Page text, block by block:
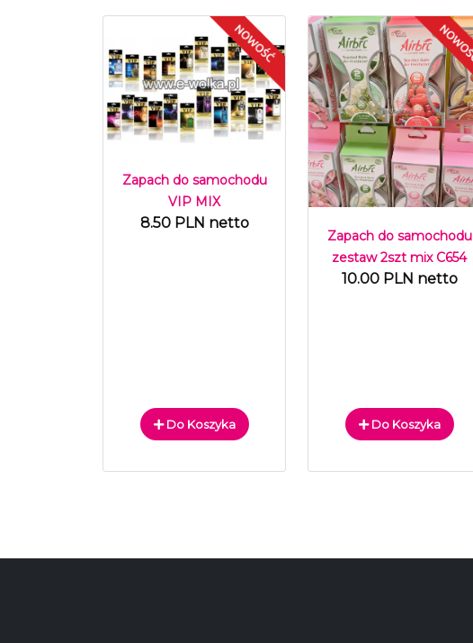
Zapach do samochodu
VIP MIX
8.50 PLN netto
Do Koszyka
Zapach do samochodu
zestaw 2szt mix C654
10.00 PLN netto
Do Koszyka